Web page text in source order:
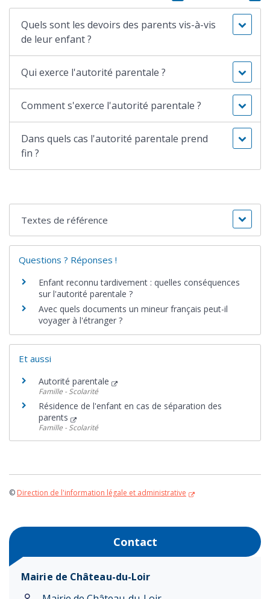
Quels sont les devoirs des parents vis-à-vis
de leur enfant ?
Qui exerce l'autorité parentale ?
Comment s'exerce l'autorité parentale ?
Dans quels cas l'autorité parentale prend
fin ?
Textes de référence
Questions ? Réponses !
Enfant reconnu tardivement : quelles conséquences
sur l'autorité parentale ?
Avec quels documents un mineur français peut-il
voyager à l'étranger ?
Et aussi
Autorité parentale
Famille - Scolarité
Résidence de l'enfant en cas de séparation des
parents
Famille - Scolarité
© Direction de l'information légale et administrative
Contact
Mairie de Château-du-Loir